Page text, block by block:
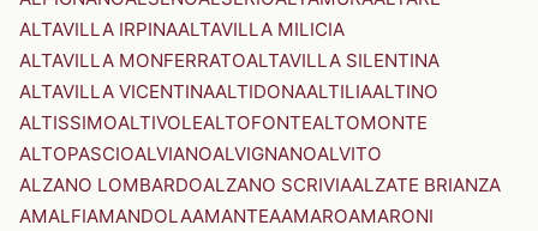
ALTAVILLA IRPINAALTAVILLA MILICIA
ALTAVILLA MONFERRATOALTAVILLA SILENTINA
ALTAVILLA VICENTINAALTIDONAALTILIAALTINO
ALTISSIMOALTIVOLEALTOFONTEALTOMONTE
ALTOPASCIOALVIANOALVIGNANOALVITO
ALZANO LOMBARDOALZANO SCRIVIAALZATE BRIANZA
AMALFIAMANDOLAAMANTEAAMAROAMARONI